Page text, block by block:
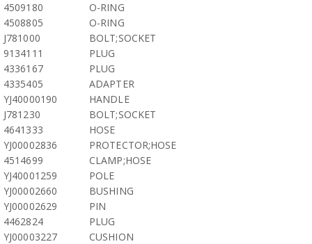
4509180
O-RING
4508805
O-RING
J781000
BOLT;SOCKET
9134111
PLUG
4336167
PLUG
4335405
ADAPTER
YJ40000190
HANDLE
J781230
BOLT;SOCKET
4641333
HOSE
YJ00002836
PROTECTOR;HOSE
4514699
CLAMP;HOSE
YJ40001259
POLE
YJ00002660
BUSHING
YJ00002629
PIN
4462824
PLUG
YJ00003227
CUSHION